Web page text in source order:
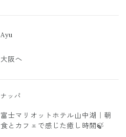
Ayu
大阪へ
ナッパ
富士マリオットホテル山中湖｜朝
食とカフェで感じた癒し時間🍃